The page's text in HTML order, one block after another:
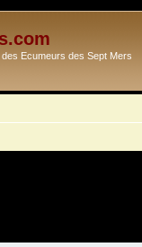
Ecumeurs des Sept Mers